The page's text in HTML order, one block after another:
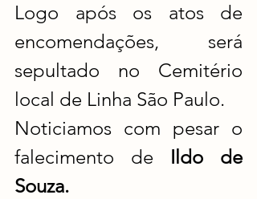
Logo após os atos de
encomendações, será
sepultado no Cemitério
local de Linha São Paulo.
Noticiamos com pesar o
falecimento de Ildo de
Souza.